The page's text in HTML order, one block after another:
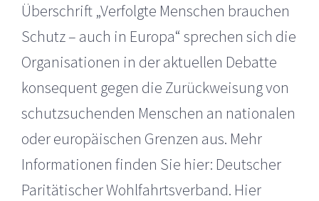
Überschrift „Verfolgte Menschen brauchen
Schutz – auch in Europa“ sprechen sich die
Organisationen in der aktuellen Debatte
konsequent gegen die Zurückweisung von
schutzsuchenden Menschen an nationalen
oder europäischen Grenzen aus. Mehr
Informationen finden Sie hier: Deutscher
Paritätischer Wohlfahrtsverband. Hier